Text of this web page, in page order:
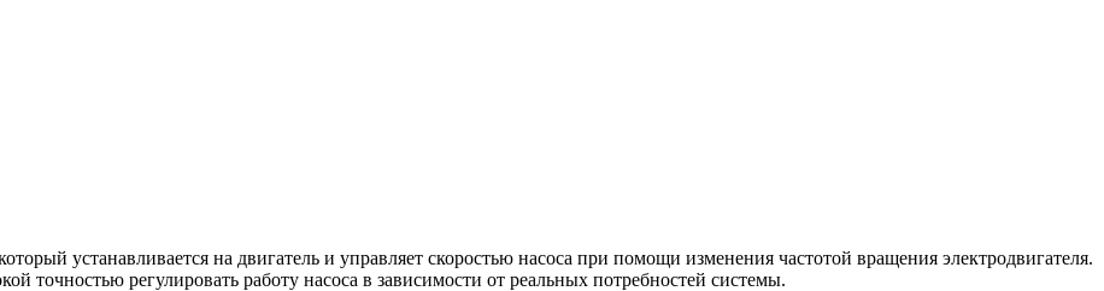
устанавливается на двигатель и управляет скоростью насоса при помощи изменения частотой вращения электродвигателя.
точностью регулировать работу насоса в зависимости от реальных потребностей системы.